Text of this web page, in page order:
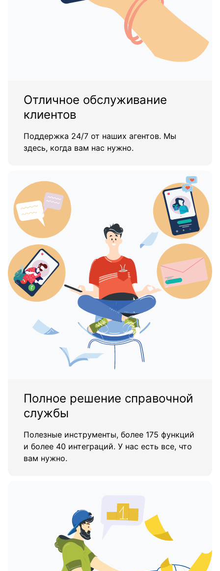
Отличное обслуживание
клиентов
Поддержка 24/7 от наших агентов. Мы
здесь, когда вам нас нужно.
Полное решение справочной
службы
Полезные инструменты, более 175 функций
и более 40 интеграций. У нас есть все, что
вам нужно.